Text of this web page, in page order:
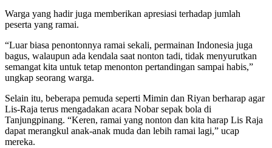
Warga yang hadir juga memberikan apresiasi terhadap jumlah
peserta yang ramai.
“Luar biasa penontonnya ramai sekali, permainan Indonesia juga
bagus, walaupun ada kendala saat nonton tadi, tidak menyurutkan
semangat kita untuk tetap menonton pertandingan sampai habis,”
ungkap seorang warga.
Selain itu, beberapa pemuda seperti Mimin dan Riyan berharap agar
Lis-Raja terus mengadakan acara Nobar sepak bola di
Tanjungpinang. “Keren, ramai yang nonton dan kita harap Lis Raja
dapat merangkul anak-anak muda dan lebih ramai lagi,” ucap
mereka.